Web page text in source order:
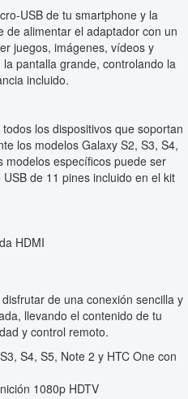
USB de tu smartphone y la
de alimentar el adaptador con un
juegos, imágenes, vídeos y
pantalla grande, controlando la
incluido.
los dispositivos que soportan
los modelos Galaxy S2, S3, S4,
modelos específicos puede ser
de 11 pines incluido en el kit
HDMI
de una conexión sencilla y
llevando el contenido de tu
y control remoto.
S4, S5, Note 2 y HTC One con
1080p HDTV